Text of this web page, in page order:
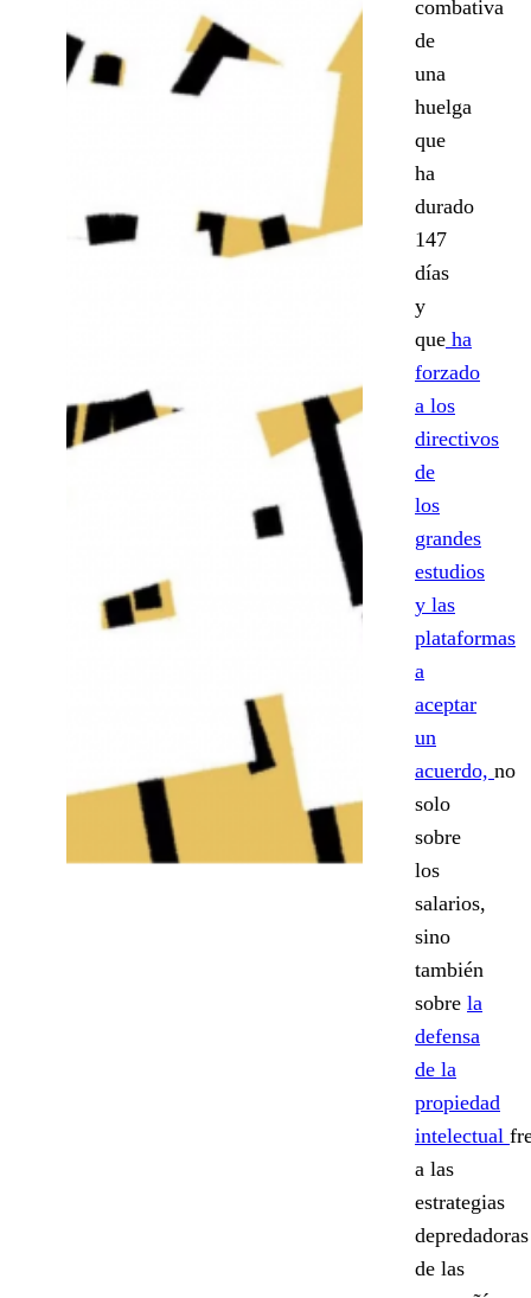
combativa
de
una
huelga
que
ha
durado
147
días
y
que ha
forzado
a los
directivos
de
los
grandes
estudios
y las
plataformas
a
aceptar
un
acuerdo, no
solo
sobre
los
salarios,
sino
también
sobre la
defensa
de la
propiedad
intelectual
a las
estrategias
depredadoras
de las